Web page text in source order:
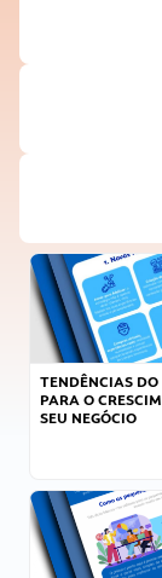
TENDÊNCIAS
PARA O
SEU NEGÓCIO